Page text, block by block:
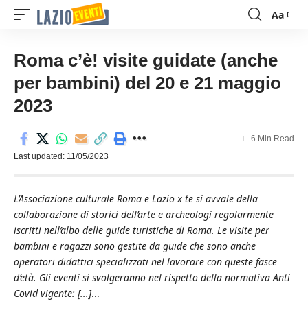
Font
Aa
Roma c’è! visite guidate (anche
per bambini) del 20 e 21 maggio
2023
Last updated: 11/05/2023
6 Min Read
L’Associazione culturale Roma e Lazio x te si avvale della
collaborazione di storici dell’arte e archeologi regolarmente
iscritti nell’albo delle guide turistiche di Roma. Le visite per
bambini e ragazzi sono gestite da guide che sono anche
operatori didattici specializzati nel lavorare con queste fasce
d’età. Gli eventi si svolgeranno nel rispetto della normativa Anti
Covid vigente: [...]...